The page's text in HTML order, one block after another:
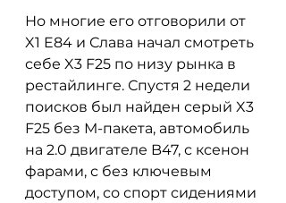
Но многие его отговорили от
X1 E84 и Слава начал смотреть
себе X3 F25 по низу рынка в
рестайлинге. Спустя 2 недели
поисков был найден серый X3
F25 без М-пакета, автомобиль
на 2.0 двигателе B47, с ксенон
фарами, с без ключевым
доступом, со спорт сидениями